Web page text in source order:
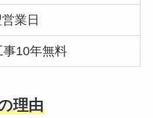
業日
事10年無料
理由